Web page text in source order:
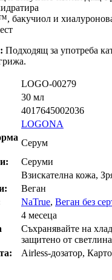
бакучиол и
Подходящ за употреба
LOGO-00279
30 мл
4017645002036
LOGONA
Серум
Серуми
Взискателна кожа,
Веган
NaTrue, Веган без
4 месеца
Съхранявайте на
защитено от
Airless-дозатор,